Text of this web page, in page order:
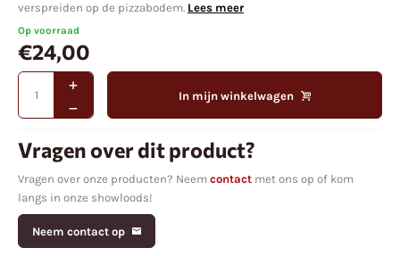
verspreiden op de pizzabodem. Lees meer
Op voorraad
€24,00
In mijn winkelwagen
Vragen over dit product?
Vragen over onze producten? Neem contact met ons op of kom
langs in onze showloods!
Neem contact op